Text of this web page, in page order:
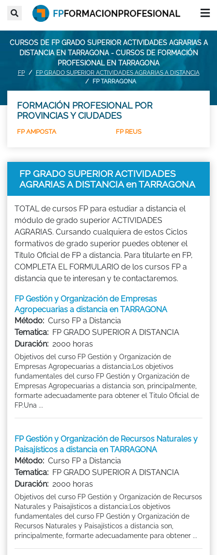
CURSOS DE FP GRADO SUPERIOR ACTIVIDADES AGRARIAS A
DISTANCIA EN TARRAGONA - CURSOS DE FORMACIÓN
PROFESIONAL EN TARRAGONA
FP
FP GRADO SUPERIOR ACTIVIDADES AGRARIAS A DISTANCIA
FP TARRAGONA
FORMACIÓN PROFESIONAL POR
PROVINCIAS Y CIUDADES
FP AMPOSTA FP REUS
FP GRADO SUPERIOR ACTIVIDADES
AGRARIAS A DISTANCIA en TARRAGONA
TOTAL de cursos FP para estudiar a distancia el
módulo de grado superior ACTIVIDADES
AGRARIAS. Cursando cualquiera de estos Ciclos
formativos de grado superior puedes obtener el
Título Oficial de FP a distancia. Para titularte en FP,
COMPLETA EL FORMULARIO de los cursos FP a
distancia que te interesan y te contactaremos.
FP Gestión y Organización de Empresas
Agropecuarias a distancia en TARRAGONA
Método: Curso FP a Distancia
Tematica: FP GRADO SUPERIOR A DISTANCIA
Duración: 2000 horas
Objetivos del curso FP Gestión y Organización de
Empresas Agropecuarias a distancia:Los objetivos
fundamentales del curso FP Gestión y Organización de
Empresas Agropecuarias a distancia son, principalmente,
formarte adecuadamente para obtener el Titulo Oficial de
FP.Una ...
FP Gestión y Organización de Recursos Naturales y
Paisajísticos a distancia en TARRAGONA
Método: Curso FP a Distancia
Tematica: FP GRADO SUPERIOR A DISTANCIA
Duración: 2000 horas
Objetivos del curso FP Gestión y Organización de Recursos
Naturales y Paisajísticos a distancia:Los objetivos
fundamentales del curso FP Gestión y Organización de
Recursos Naturales y Paisajísticos a distancia son,
principalmente, formarte adecuadamente para obtener ...